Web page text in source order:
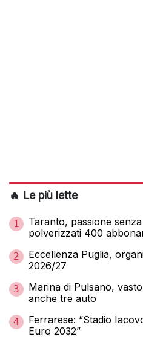
🔥 Le più lette
1
Taranto, passione
polverizzati 400
2
Eccellenza Puglia,
2026/27
3
Marina di Pulsano,
anche tre auto
4
Ferrarese: “Stadio
Euro 2032”